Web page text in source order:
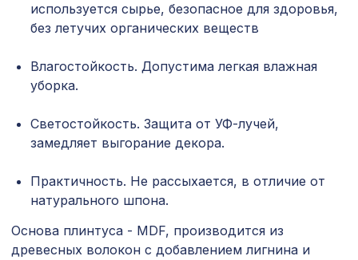
BM-050 Бамбуковое панно 900х1360
Тропический рай
Перфорированная потолочная плита
ДАМАСКО КАРЕ, 595х595мм, ХДФ,
Натуральные обои Cosca
Калимантан, 0,91 x 5,5 м
Перфорированная панель АБАКО,
2790х1020мм, ХДФ, венге
5107 ₽
Перфорированная панель
ВЕРОНИКА, 1200х600мм, ХДФ, бук
используется сырье, безопасное для здоровья,
без летучих органических веществ
Влагостойкость. Допустима легкая влажная
уборка.
Светостойкость. Защита от УФ-лучей,
замедляет выгорание декора.
Практичность. Не рассыхается, в отличие от
натурального шпона.
Основа плинтуса - MDF, производится из
древесных волокон с добавлением лигнина и